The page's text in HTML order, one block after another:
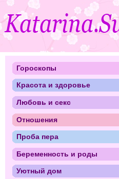
Гороскопы
Красота и здоровье
Любовь и секс
Отношения
Проба пера
Беременность и роды
Уютный дом